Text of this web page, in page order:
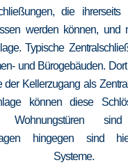
die
werden können, und
Typische
und Bürogebäuden.
der Kellerzugang als
können diese
sind
hingegen sind
Systeme.